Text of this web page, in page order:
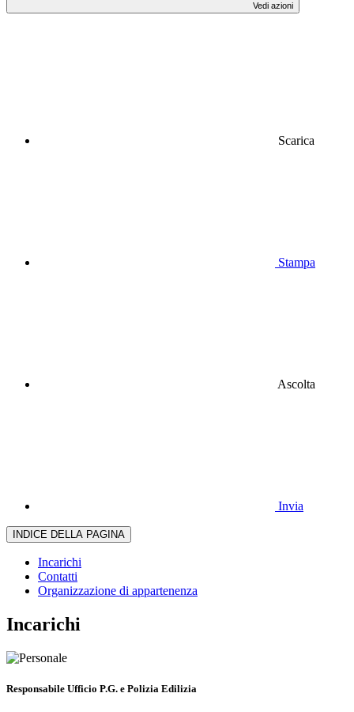
Vedi azioni
Scarica
Stampa
Ascolta
Invia
INDICE DELLA PAGINA
Incarichi
Contatti
Organizzazione di appartenenza
Incarichi
Responsabile Ufficio P.G. e Polizia Edilizia